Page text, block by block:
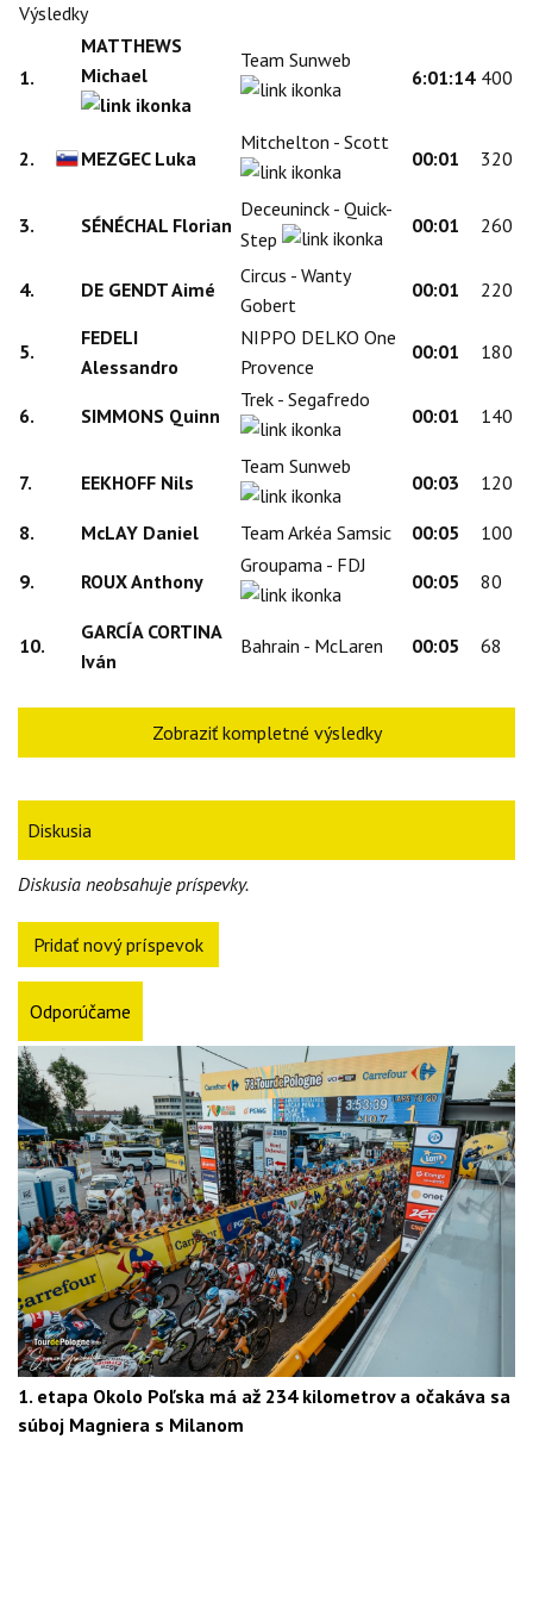
Výsledky
1.
MATTHEWS
Michael
Team Sunweb
6:01:14 400
2. MEZGEC Luka
Mitchelton - Scott
00:01 320
3. SÉNÉCHAL Florian
Deceuninck - Quick-
Step
00:01 260
4. DE GENDT Aimé
Circus - Wanty
Gobert
00:01 220
5.
FEDELI
Alessandro
NIPPO DELKO One
Provence
00:01 180
6. SIMMONS Quinn
Trek - Segafredo
00:01 140
7. EEKHOFF Nils
Team Sunweb
00:03 120
8. McLAY Daniel Team Arkéa Samsic 00:05 100
9. ROUX Anthony
Groupama - FDJ
00:05 80
10.
GARCÍA CORTINA
Iván
Bahrain - McLaren 00:05 68
Zobraziť kompletné výsledky
Diskusia
Diskusia neobsahuje príspevky.
Pridať nový príspevok
Odporúčame
1. etapa Okolo Poľska má až 234 kilometrov a očakáva sa
súboj Magniera s Milanom